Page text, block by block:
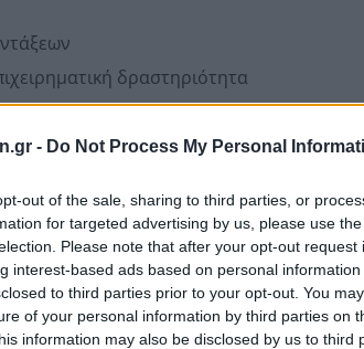
- Do Not Process My Personal
out of the sale, sharing to third parties, or
for targeted advertising by us, please use
Please note that after your opt-out request
interest-based ads based on personal
to third parties prior to your opt-out. You
of your personal information by third parties on
information may also be disclosed by us to third
δραστηριότητα
μερίσματα, τόκους, δικαιώματα.